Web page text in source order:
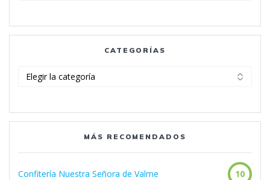
CATEGORÍAS
MÁS RECOMENDADOS
Confitería Nuestra Señora de Valme 10